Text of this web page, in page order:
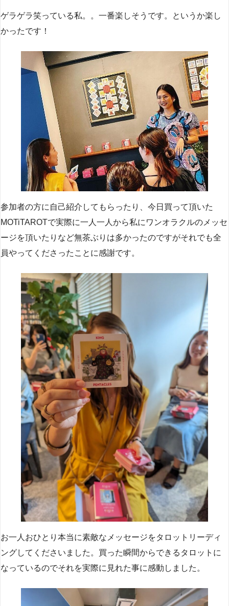
ゲラゲラ笑っている私。。一番楽しそうです。というか楽し
かったです！
参加者の方に自己紹介してもらったり、今日買って頂いた
MOTiTAROTで実際に一人一人から私にワンオラクルのメッセ
ージを頂いたりなど無茶ぶりは多かったのですがそれでも全
員やってくださったことに感謝です。
お一人おひとり本当に素敵なメッセージをタロットリーディ
ングしてくださいました。買った瞬間からできるタロットに
なっているのでそれを実際に見れた事に感動しました。